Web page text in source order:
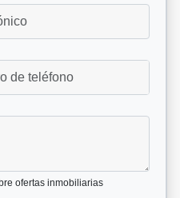
ofertas inmobiliarias